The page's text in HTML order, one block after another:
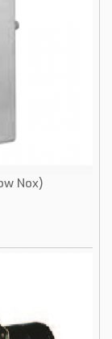
Nox)